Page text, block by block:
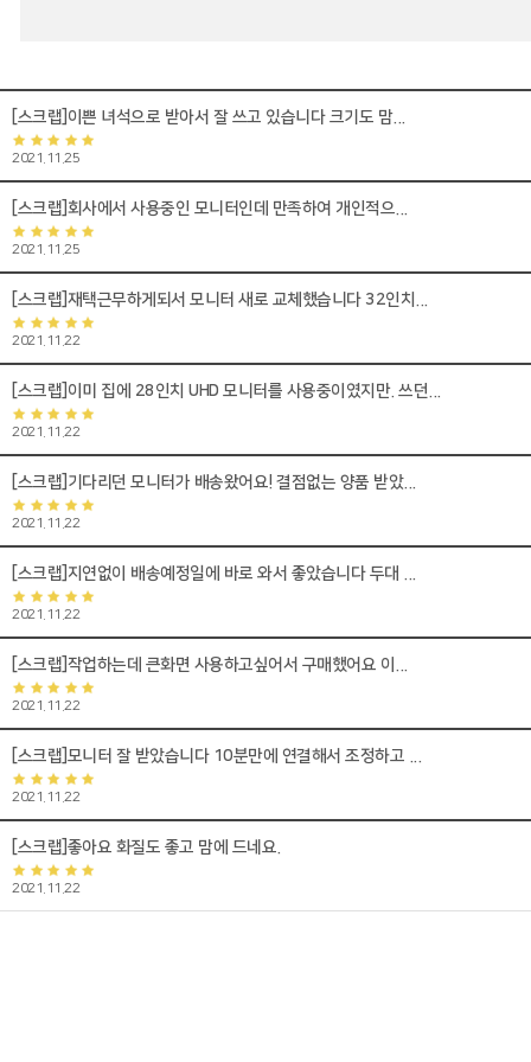
[스크랩]이쁜 녀석으로 받아서 잘 쓰고 있습니다 크기도 맘...
2021.11.25
[스크랩]회사에서 사용중인 모니터인데 만족하여 개인적으...
2021.11.25
[스크랩]재택근무하게되서 모니터 새로 교체했습니다 32인치...
2021.11.22
[스크랩]이미 집에 28인치 UHD 모니터를 사용중이였지만. 쓰던...
2021.11.22
[스크랩]기다리던 모니터가 배송왔어요! 결점없는 양품 받았...
2021.11.22
[스크랩]지연없이 배송예정일에 바로 와서 좋았습니다 두대 ...
2021.11.22
[스크랩]작업하는데 큰화면 사용하고싶어서 구매했어요 이...
2021.11.22
[스크랩]모니터 잘 받았습니다 10분만에 연결해서 조정하고 ...
2021.11.22
[스크랩]좋아요 화질도 좋고 맘에 드네요.
2021.11.22